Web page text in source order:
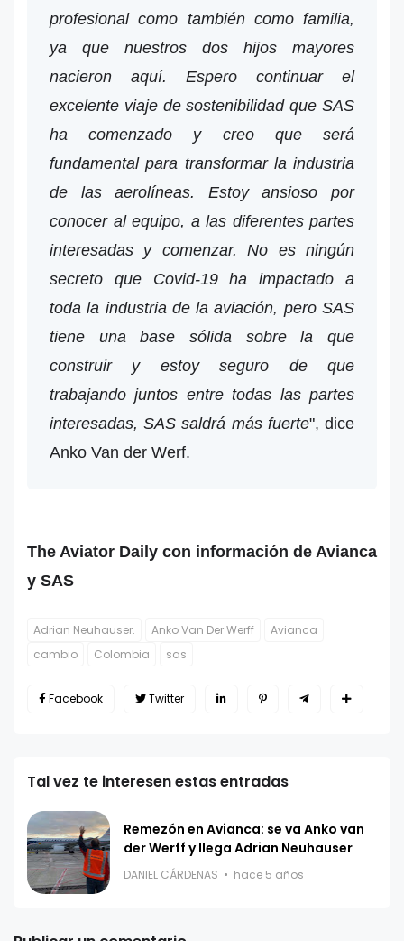
profesional como también como familia,
ya que nuestros dos hijos mayores
nacieron aquí. Espero continuar el
excelente viaje de sostenibilidad que SAS
ha comenzado y creo que será
fundamental para transformar la industria
de las aerolíneas. Estoy ansioso por
conocer al equipo, a las diferentes partes
interesadas y comenzar. No es ningún
secreto que Covid-19 ha impactado a
toda la industria de la aviación, pero SAS
tiene una base sólida sobre la que
construir y estoy seguro de que
trabajando juntos entre todas las partes
interesadas, SAS saldrá más fuerte", dice
Anko Van der Werf.
The Aviator Daily con información de Avianca
y SAS
Adrian Neuhauser. Anko Van Der Werff
Avianca
cambio
Colombia sas
Facebook Twitter
Tal vez te interesen estas entradas
Remezón en Avianca: se va Anko van
der Werff y llega Adrian Neuhauser
DANIEL CÁRDENAS hace 5 años